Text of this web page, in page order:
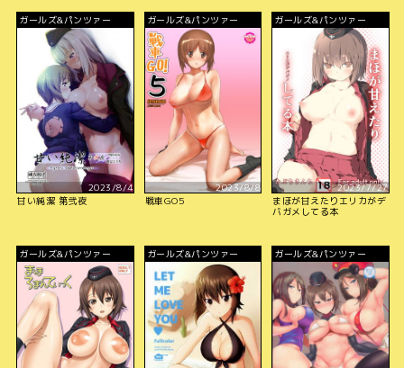
ガールズ&パンツァー
2023/8/4
甘い純潔 第弐夜
ガールズ&パンツァー
2023/8/8
戦車GO5
ガールズ&パンツァー
2023/7/27
まほが甘えたりエリカがデ
バガメしてる本
ガールズ&パンツァー ガールズ&パンツァー ガールズ&パンツァー